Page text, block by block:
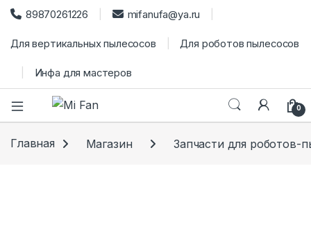
89870261226 mifanufa@ya.ru
Для вертикальных пылесосов Для роботов пылесосов
Инфа для мастеров
0
Главная Магазин Запчасти для роботов-